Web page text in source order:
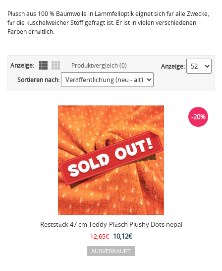
Plüsch aus 100 % Baumwolle in Lammfelloptik eignet sich für alle Zwecke,
für die kuschelweicher Stoff gefragt ist. Er ist in vielen verschiedenen
Farben erhältlich.
Anzeige: Produktvergleich (0)
Anzeige:
Sortieren nach:
Reststück 47 cm Teddy-Plüsch Plushy Dots nepal
12,65€ 10,12€
-20%